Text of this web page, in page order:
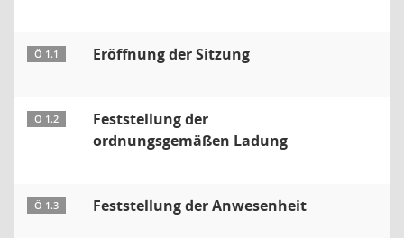
Ö 1.1 Eröffnung der Sitzung
Ö 1.2
Feststellung der
ordnungsgemäßen Ladung
Ö 1.3 Feststellung der Anwesenheit